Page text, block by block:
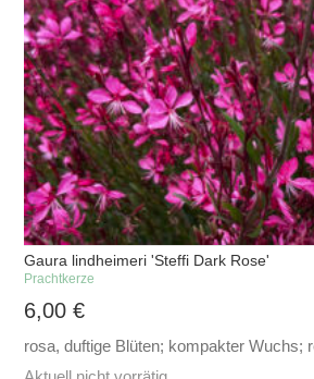
Gaura lindheimeri 'Steffi Dark Rose'
Prachtkerze
6,00€
rosa, duftige Blüten; kompakter Wuchs;